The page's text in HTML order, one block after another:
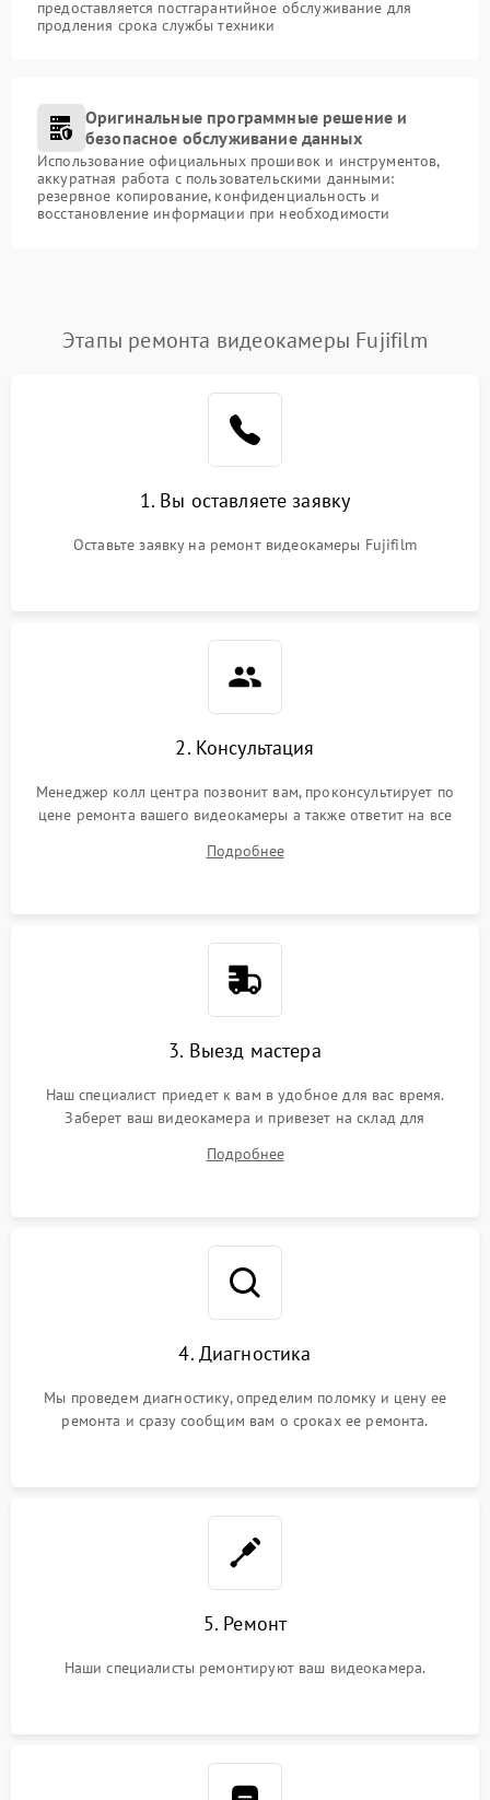
предоставляется постгарантийное обслуживание для
продления срока службы техники
Оригинальные программные решение и
безопасное обслуживание данных
Использование официальных прошивок и инструментов,
аккуратная работа с пользовательскими данными:
резервное копирование, конфиденциальность и
восстановление информации при необходимости
Этапы ремонта видеокамеры Fujifilm
1. Вы оставляете заявку
Оставьте заявку на ремонт видеокамеры Fujifilm
2. Консультация
Менеджер колл центра позвонит вам, проконсультирует по
цене ремонта вашего видеокамеры а также ответит на все
Подробнее
3. Выезд мастера
Наш специалист приедет к вам в удобное для вас время.
Заберет ваш видеокамера и привезет на склад для
Подробнее
4. Диагностика
Мы проведем диагностику, определим поломку и цену ее
ремонта и сразу сообщим вам о сроках ее ремонта.
5. Ремонт
Наши специалисты ремонтируют ваш видеокамера.